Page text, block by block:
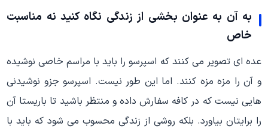
به آن به عنوان بخشی از زندگی نگاه کنید نه مناسبت
خاص
عده ای تصویر می کنند که اسپرسو را باید با مراسم خاصی نوشیده
و آن را مزه مزه کنند. اما این طور نیست. اسپرسو جزو نوشیدنی
هایی نیست که در کافه سفارش داده و منتظر باشید تا باریستا آن
را برایتان بیاورد. بلکه روشی از زندگی محسوب می شود که باید با